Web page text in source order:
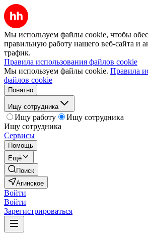
Мы используем файлы cookie, чтобы
правильную работу нашего веб-сайта и
трафик.
Правила использования файлов cookie
Мы используем файлы cookie. Правила
файлов cookie
Понятно
Ищу сотрудника
Ищу работу
Ищу сотрудника
Ищу сотрудника
Сервисы
Помощь
Ещё
Поиск
Агинское
Войти
Войти
Зарегистрироваться